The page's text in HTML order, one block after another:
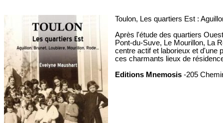
Toulon, Les quartiers Est :
Après l'étude des quartiers
Pont-du-Suve, Le Mourillon, La
centre actif et laborieux et d'une
ces charmants lieux de
Editions Mnemosis -205